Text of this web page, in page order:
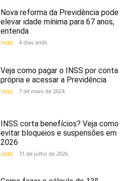
Nova reforma da Previdência pode
elevar idade mínima para 67 anos;
entenda
INSS 4 dias atrás
Veja como pagar o INSS por conta
própria e acessar a Previdência
INSS 7 de maio de 2024
INSS corta benefícios? Veja como
evitar bloqueios e suspensões em
2026
INSS 31 de julho de 2026